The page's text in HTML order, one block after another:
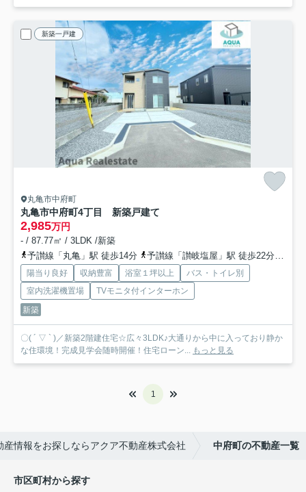
新築一戸建
丸亀市中府町
丸亀市中府町4丁目 新築戸建て
2,985万円
- / 87.77㎡ / 3LDK /新築
予讃線「丸亀」駅 徒歩14分
予讃線「讃岐塩屋」駅 徒歩22分
陽当り良好 収納豊富 浴室１坪以上
バス・トイレ別
室内洗濯機置場
TVモニタ付インターホン
新築
〇( ´ ▽ ` )／新築2階建住宅☆広々3LDK♪大通りから中に入っており静か
な住環境！完成見学会随時開催！住宅ローン... もっと見る
1
産情報をお探しならアクア不動産株式会社 中府町の不動産一覧
市区町村から探す